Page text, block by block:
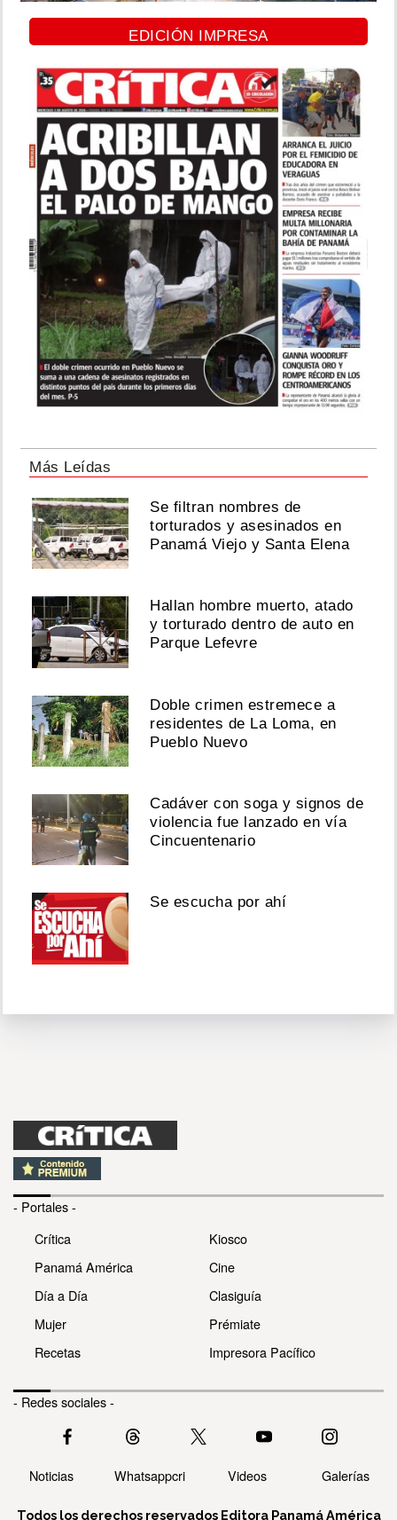
EDICIÓN IMPRESA
Más Leídas
Se filtran nombres de
torturados y asesinados en
Panamá Viejo y Santa Elena
Hallan hombre muerto, atado
y torturado dentro de auto en
Parque Lefevre
Doble crimen estremece a
residentes de La Loma, en
Pueblo Nuevo
Cadáver con soga y signos de
violencia fue lanzado en vía
Cincuentenario
Se escucha por ahí
- Portales -
Crítica
Panamá América
Día a Día
Mujer
Recetas
Kiosco
Cine
Clasiguía
Prémiate
Impresora Pacífico
- Redes sociales -
Noticias Whatsappcri Videos Galerías
Todos los derechos reservados Editora Panamá América